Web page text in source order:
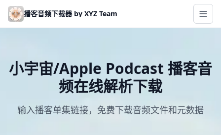
Skip to main content
播客音频下载器 by XYZ Team
小宇宙/Apple Podcast 播客音
频在线解析下载
输入播客单集链接，免费下载音频文件和元数据